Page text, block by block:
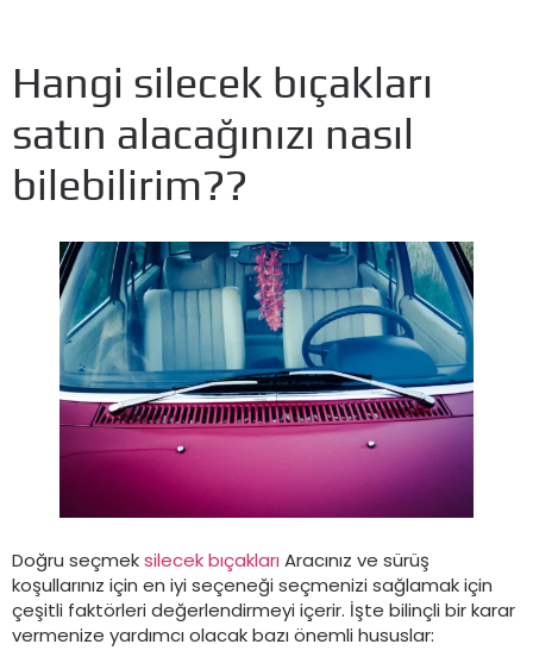
Hangi silecek bıçakları
satın alacağınızı nasıl
bilebilirim??
Doğru seçmeksilecek bıçakları Aracınız ve sürüş
koşullarınız için en iyi seçeneği seçmenizi sağlamak için
çeşitli faktörleri değerlendirmeyi içerir. İşte bilinçli bir karar
vermenize yardımcı olacak bazı önemli hususlar: